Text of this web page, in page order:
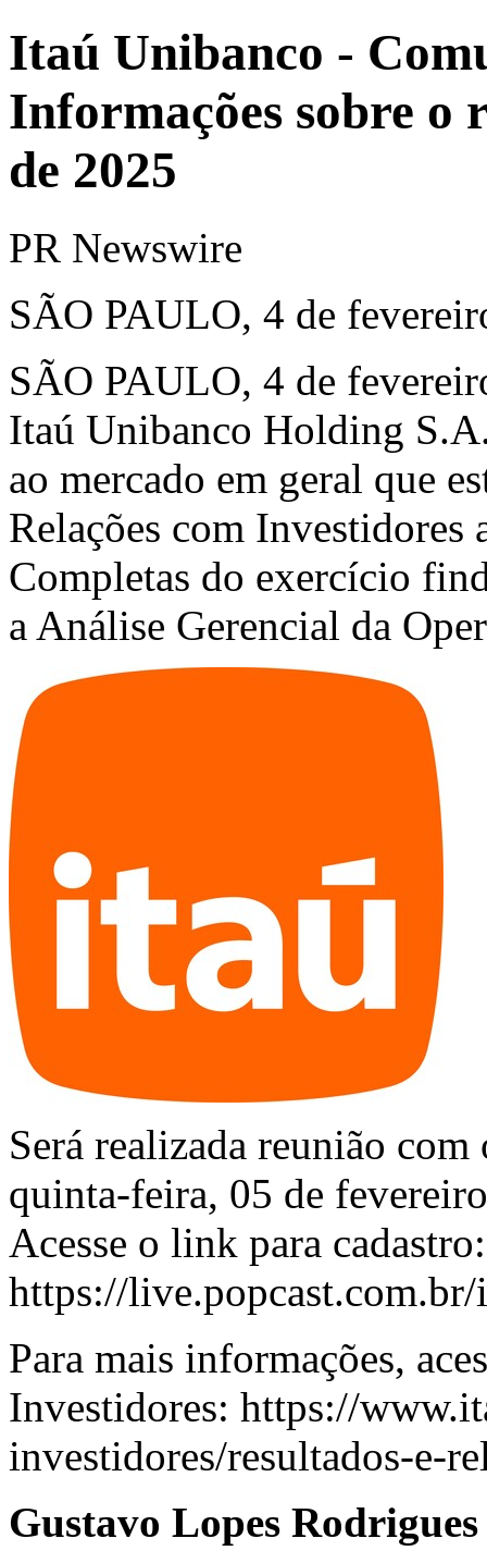
Itaú Unibanco -
Informações sobre o
de 2025
PR Newswire
SÃO PAULO, 4 de
SÃO PAULO, 4 de
Itaú Unibanco Holding
ao mercado em geral que
Relações com Investidores
Completas do exercício
a Análise Gerencial da
Será realizada reunião
quinta-feira, 05 de
Acesse o link para cadastro:
https://
Para mais informações,
Investidores: https://
investidores/resultados-e-
Gustavo Lopes Rodrigues